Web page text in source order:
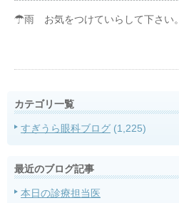
☂雨 お気をつけていらして下さい。
カテゴリ一覧
すぎうら眼科ブログ (1,225)
最近のブログ記事
本日の診療担当医